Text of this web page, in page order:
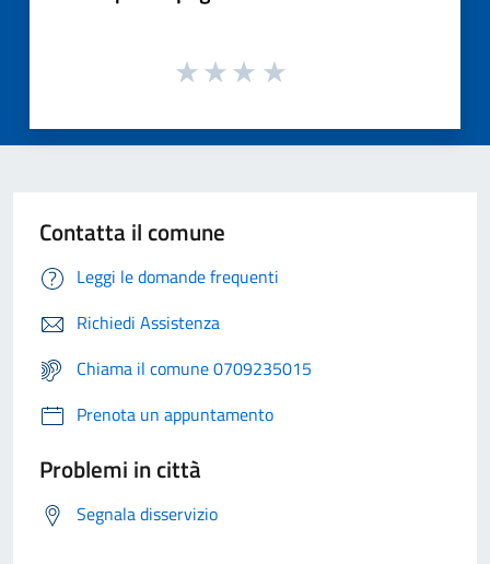
Contatta il comune
Leggi le domande frequenti
Richiedi Assistenza
Chiama il comune 0709235015
Prenota un appuntamento
Problemi in città
Segnala disservizio